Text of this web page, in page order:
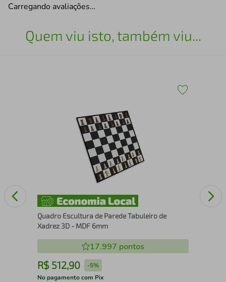
Carregando avaliações…
Quem viu isto, também viu...
Quadro Escultura de Parede Tabuleiro de
Xadrez 3D - MDF 6mm
17.997 pontos
R$ 512,90 -5%
No pagamento com Pix